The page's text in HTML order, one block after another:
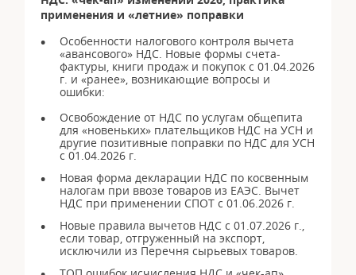
применения и «летние» поправки
Особенности налогового контроля вычета
«авансового» НДС. Новые формы счета-
фактуры, книги продаж и покупок с 01.04.2026
г. и «ранее», возникающие вопросы и
ошибки:
Освобождение от НДС по услугам общепита
для «новеньких» плательщиков НДС на УСН и
другие позитивные поправки по НДС для УСН
с 01.04.2026 г.
Новая форма декларации НДС по косвенным
налогам при ввозе товаров из ЕАЭС. Вычет
НДС при применении СПОТ с 01.06.2026 г.
Новые правила вычетов НДС с 01.07.2026 г.,
если товар, отгруженный на экспорт,
исключили из Перечня сырьевых товаров.